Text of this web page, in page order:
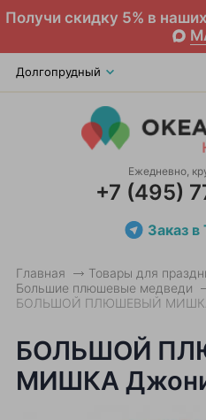
Получи скидку 5% в
Долгопрудный
Ежедневно,
+7 (495)
Заказ
Главная
Товары для
Большие плюшевые медведи
БОЛЬШОЙ ПЛЮШЕВЫЙ МИШКА
БОЛЬШОЙ
МИШКА